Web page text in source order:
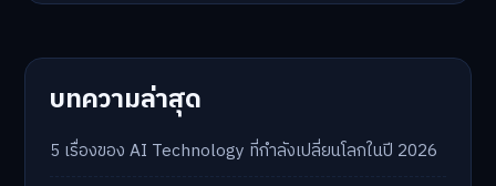
บทความล่าสุด
5 เรื่องของ AI Technology ที่กำลังเปลี่ยนโลกในปี 2026